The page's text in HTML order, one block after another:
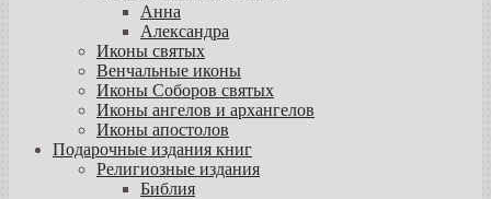
Анна
Александра
Иконы святых
Венчальные иконы
Иконы Соборов святых
Иконы ангелов и архангелов
Иконы апостолов
Подарочные издания книг
Религиозные издания
Библия